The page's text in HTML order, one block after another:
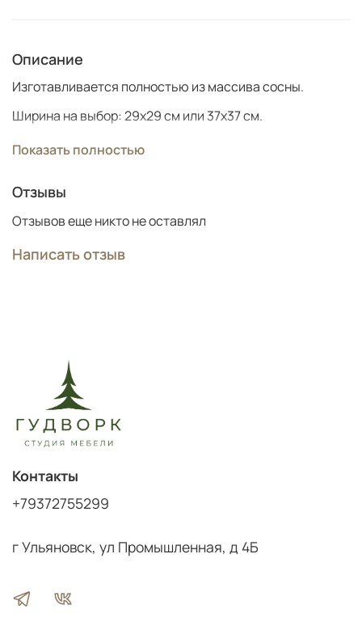
Описание
Изготавливается полностью из массива сосны.
Ширина на выбор: 29х29 см или 37х37 см.
Высота 45 см. Возможно изготовление другой высоты
Показать полностью
Отзывы
Отзывов еще никто не оставлял
Написать отзыв
Контакты
+79372755299
г Ульяновск, ул Промышленная, д 4Б